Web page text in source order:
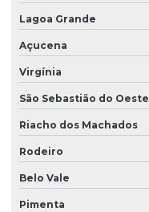
Lagoa Grande
Açucena
Virgínia
São Sebastião do Oeste
Riacho dos Machados
Rodeiro
Belo Vale
Pimenta